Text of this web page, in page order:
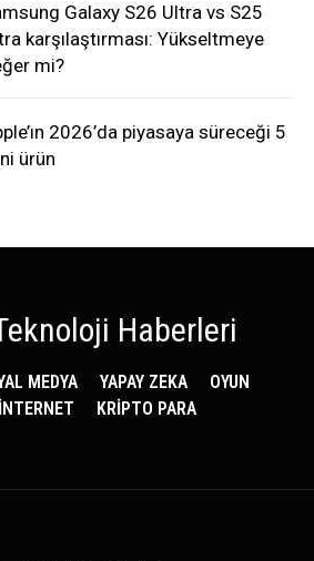
Galaxy S26 Ultra vs S25
karşılaştırması: Yükseltmeye
mi?
2026’da piyasaya süreceği 5
ürün
Haberleri
MEDYA YAPAY ZEKA
OYUN
İNTERNET KRİPTO PARA